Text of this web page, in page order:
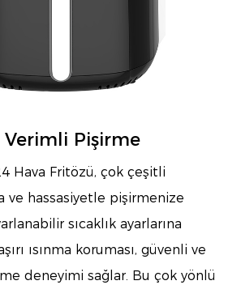
Verimli Pişirme
Hava Fritözü, çok çeşitli
ve hassasiyetle pişirmenize
sıcaklık ayarlarına
ısınma koruması, güvenli ve
deneyimi sağlar. Bu çok yönlü